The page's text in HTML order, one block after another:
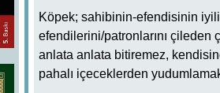
Köpek; sahibinin-efendisinin
efendilerini/patronlarını
anlata anlata bitiremez,
pahalı içeceklerden